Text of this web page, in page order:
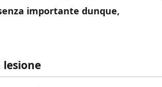
importante dunque,